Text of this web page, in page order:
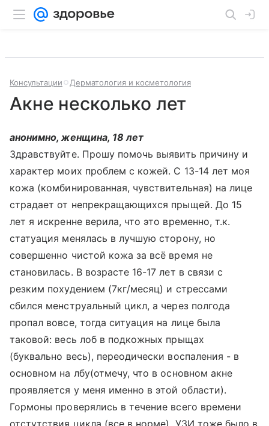
Консультации Дерматология и косметология
Акне несколько лет
анонимно, женщина, 18 лет
Здравствуйте. Прошу помочь выявить причину и
характер моих проблем с кожей. С 13-14 лет моя
кожа (комбинированная, чувствительная) на лице
страдает от непрекращающихся прыщей. До 15
лет я искренне верила, что это временно, т.к.
статуация менялась в лучшую сторону, но
совершенно чистой кожа за всё время не
становилась. В возрасте 16-17 лет в связи с
резким похудением (7кг/месяц) и стрессами
сбился менструальный цикл, а через полгода
пропал вовсе, тогда ситуация на лице была
таковой: весь лоб в подкожных прыщах
(буквально весь), переодически воспаления - в
основном на лбу(отмечу, что в основном акне
проявляется у меня именно в этой области).
Гормоны проверялись в течение всего времени
отстутствия цикла (все в норме), УЗИ тоже было в